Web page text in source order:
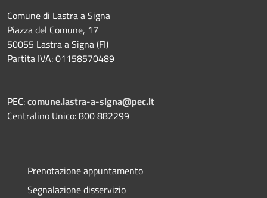
Comune di Lastra a Signa
Piazza del Comune, 17
50055 Lastra a Signa (FI)
Partita IVA: 01158570489
PEC:comune.lastra-a-signa@pec.it
Centralino Unico: 800 882299
Prenotazione appuntamento
Segnalazione disservizio